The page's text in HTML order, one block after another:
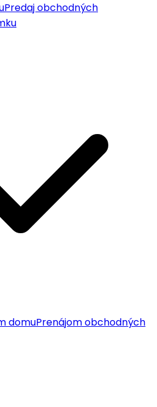
Predaj obchodných
domuPrenájom obchodných